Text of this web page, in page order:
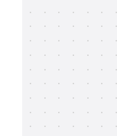
支持
帮助中心